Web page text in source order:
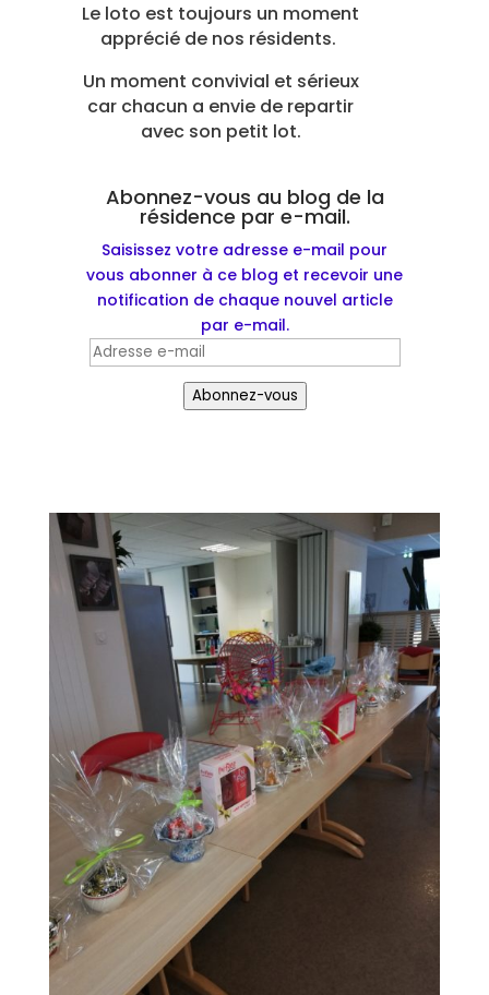
Le loto est toujours un moment
apprécié de nos résidents.
Un moment convivial et sérieux
car chacun a envie de repartir
avec son petit lot.
Abonnez-vous au blog de la
résidence par e-mail.
Saisissez votre adresse e-mail pour
vous abonner à ce blog et recevoir une
notification de chaque nouvel article
par e-mail.
Adresse
Abonnez-vous